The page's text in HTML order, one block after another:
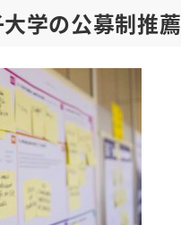
学の公募制推